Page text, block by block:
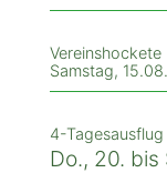
Vereinshockete
Samstag,
4-
Do., 20. bis